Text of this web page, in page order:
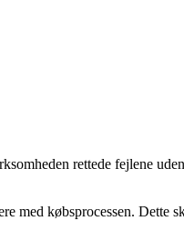
rettede fejlene
med købsprocessen. Dette